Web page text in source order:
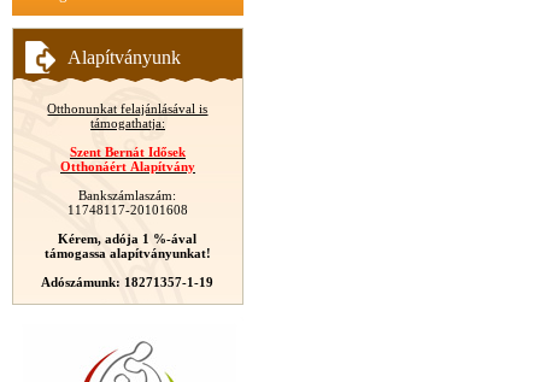
Alapítványunk
Otthonunkat felajánlásával is
támogathatja:
Szent Bernát Idősek
Otthonáért Alapítvány
Bankszámlaszám:
11748117-20101608
Kérem, adója 1 %-ával
támogassa alapítványunkat!
Adószámunk: 18271357-1-19